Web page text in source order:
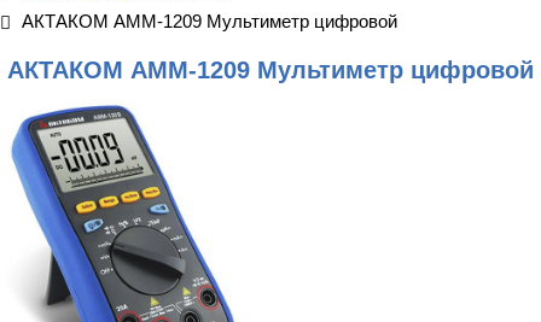
АКТАКОМ АММ-1209 Мультиметр цифровой
АКТАКОМ АММ-1209 Мультиметр цифровой